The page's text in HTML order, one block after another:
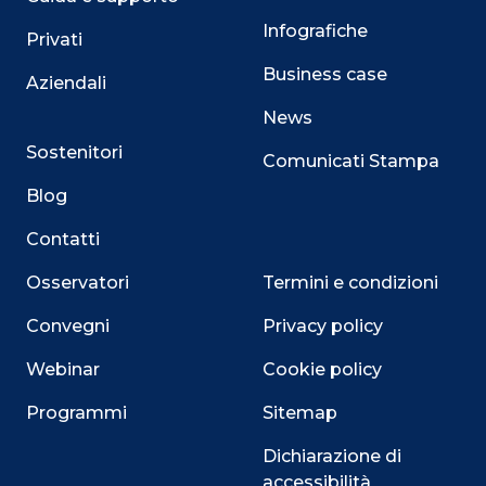
Privati
Aziendali
Sostenitori
Blog
Contatti
Osservatori
Convegni
Webinar
Programmi
Infografiche
Business case
News
Comunicati Stampa
Termini e condizioni
Privacy policy
Cookie policy
Sitemap
Dichiarazione di